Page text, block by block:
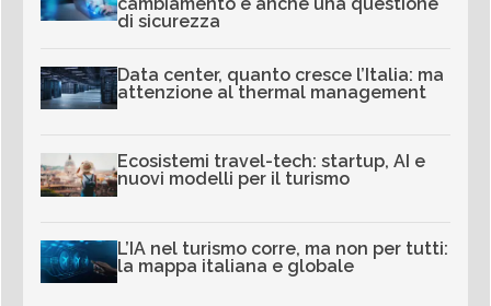
di sicurezza
Data center, quanto cresce l’Italia: ma
attenzione al thermal management
Ecosistemi travel-tech: startup, AI e
nuovi modelli per il turismo
L’IA nel turismo corre, ma non per tutti:
la mappa italiana e globale